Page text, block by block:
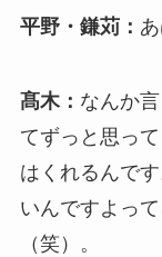
平野・鎌苅：
髙木： なんか
てずっと思っ
はくれるんで
いんですよっ
（笑）。